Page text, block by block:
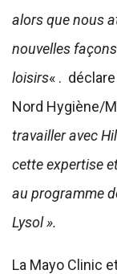
alors que nous
nouvelles
loisirs« .
Nord Hygiène/
travailler avec
cette expertise
au programme
Lysol ».
La Mayo Clinic